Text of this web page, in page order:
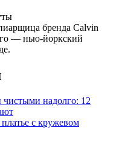
бренда Calvin
— нью-йоркский
чистыми надолго: 12
с кружевом